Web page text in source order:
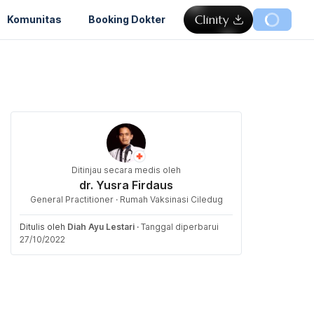
Komunitas Booking Dokter
Ditinjau secara medis oleh
dr. Yusra Firdaus
General Practitioner · Rumah Vaksinasi Ciledug
Ditulis oleh Diah Ayu Lestari · Tanggal diperbarui
27/10/2022